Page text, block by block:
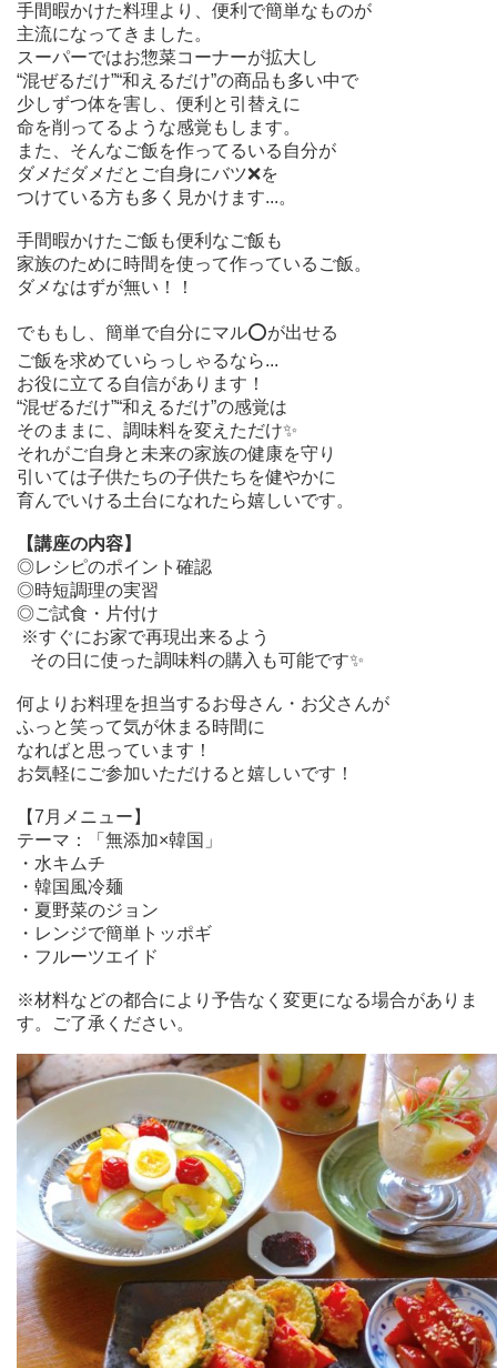
手間暇かけた料理より、便利で簡単なものが
主流になってきました。
スーパーではお惣菜コーナーが拡大し
“混ぜるだけ”“和えるだけ”の商品も多い中で
少しずつ体を害し、便利と引替えに
命を削ってるような感覚もします。
また、そんなご飯を作ってるいる自分が
ダメだダメだとご自身にバツ❌を
つけている方も多く見かけます...。
手間暇かけたご飯も便利なご飯も
家族のために時間を使って作っているご飯。
ダメなはずが無い！！
でももし、簡単で自分にマル⭕️が出せる
ご飯を求めていらっしゃるなら...
お役に立てる自信があります！
“混ぜるだけ”“和えるだけ”の感覚は
そのままに、調味料を変えただけ✨️
それがご自身と未来の家族の健康を守り
引いては子供たちの子供たちを健やかに
育んでいける土台になれたら嬉しいです。
【講座の内容】
◎レシピのポイント確認
◎時短調理の実習
◎ご試食・片付け
※すぐにお家で再現出来るよう
その日に使った調味料の購入も可能です✨️
何よりお料理を担当するお母さん・お父さんが
ふっと笑って気が休まる時間に
なればと 思っています！
お気軽にご参加いただけると嬉しいです！
【7月メニュー】
テーマ：「無添加×韓国」
・水キムチ
・韓国風冷麺
・夏野菜のジョン
・レンジで簡単トッポギ
・フルーツエイド
※材料などの都合により予告なく変更になる場合がありま
す。ご了承ください。